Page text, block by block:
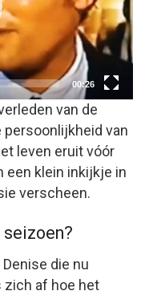
Total
duration
00:26
van de
persoonlijkheid van
leven eruit vóór
een klein inkijkje in
verscheen.
die nu
zich af hoe het